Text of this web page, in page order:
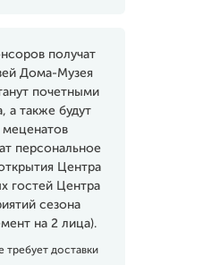
получат
Дома-Музея
почетными
а также будут
меценатов
персональное
Центра
гостей Центра
сезона
на 2 лица).
требует доставки